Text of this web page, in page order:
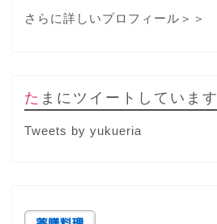
さらに詳しいプロフィール＞＞
たまにツイートしています
Tweets by yukueria